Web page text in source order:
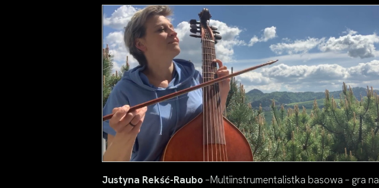
Justyna Rekść-Raubo –Multiinstrumentalistka basowa – gra na